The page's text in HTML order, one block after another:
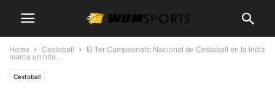
Home Cestoball
El 1er Campeonato Nacional de Cestoball en la India
marca un hito...
Cestoball